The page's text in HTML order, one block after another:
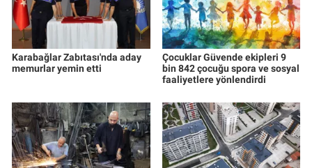
Karabağlar Zabıtası'nda aday
memurlar yemin etti
Çocuklar Güvende ekipleri 9
bin 842 çocuğu spora ve sosyal
faaliyetlere yönlendirdi